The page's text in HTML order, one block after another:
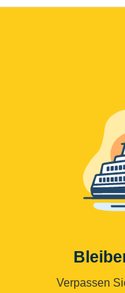
Verpassen